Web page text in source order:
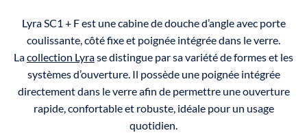
Lyra SC1 + F est une cabine de douche d’angle avec porte
coulissante, côté fixe et poignée intégrée dans le verre.
Lacollection Lyrase distingue par sa variété de formes et les
systèmes d’ouverture. Il possède une poignée intégrée
directement dans le verre afin de permettre une ouverture
rapide, confortable et robuste, idéale pour un usage
quotidien.